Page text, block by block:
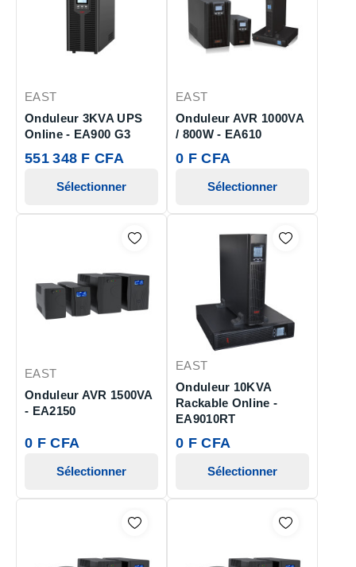
EAST
Onduleur 3KVA UPS
Online - EA900 G3
551 348 F CFA
Sélectionner
EAST
Onduleur AVR 1000VA
/ 800W - EA610
0 F CFA
Sélectionner
EAST
Onduleur AVR 1500VA
- EA2150
0 F CFA
Sélectionner
EAST
Onduleur 10KVA
Rackable Online -
EA9010RT
0 F CFA
Sélectionner